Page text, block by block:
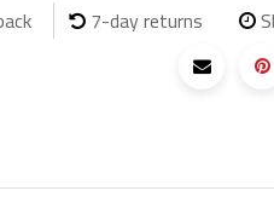
7-day returns